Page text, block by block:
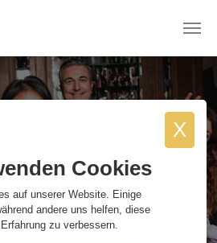
X
Cookies
auf unserer Website. Einige
andere uns helfen, diese
zu verbessern.